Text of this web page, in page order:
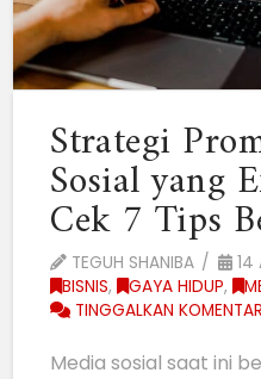
Strategi
Sosial yang
Cek 7 Tips
TEGUH SHANIBA
14
BISNIS, GAYA HIDUP,
TINGGALKAN KOMENTAR
Media sosial saat ini